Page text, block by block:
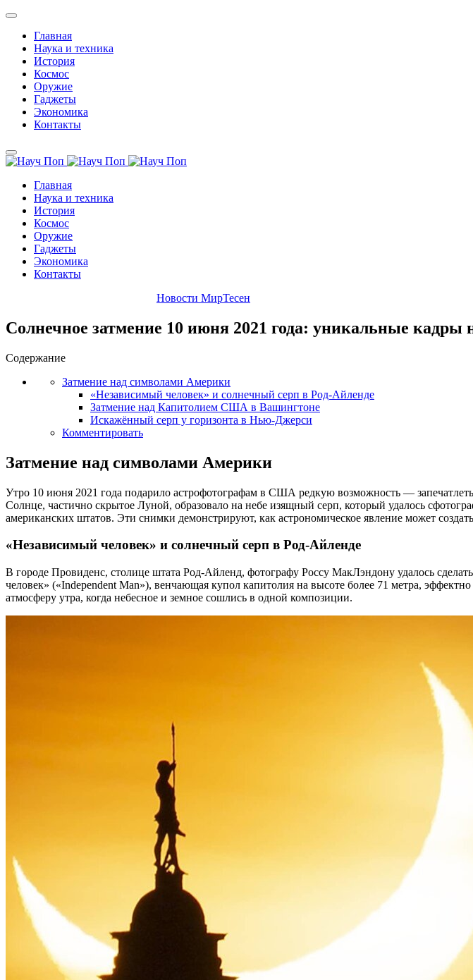
Главная
Наука и техника
История
Космос
Оружие
Гаджеты
Экономика
Контакты
Главная
Наука и техника
История
Космос
Оружие
Гаджеты
Экономика
Контакты
Новости МирТесен
Солнечное затмение 10 июня 2021 года: уникальные
Содержание
Затмение над символами Америки
«Независимый человек» и солнечный серп в Род-Айленде
Затмение над Капитолием США в Вашингтоне
Искажённый серп у горизонта в Нью-Джерси
Комментировать
Затмение над символами Америки
Утро 10 июня 2021 года подарило астрофотографам в США редкую возможность —
Солнце, частично скрытое Луной, образовало на небе изящный серп, который удалось
американских штатов. Эти снимки демонстрируют, как астрономическое явление может
«Независимый человек» и солнечный серп в Род-Айленде
В городе Провиденс, столице штата Род-Айленд, фотографу Россу МакЛэндону удалось
человек» («Independent Man»), венчающая купол капитолия на высоте более 71 метра,
атмосферу утра, когда небесное и земное сошлись в одной композиции.